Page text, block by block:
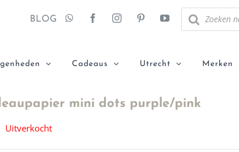
BLOG
Producten
zoeken
Cadeaus Utrecht Merken
mini dots purple/pink
Uitverkocht